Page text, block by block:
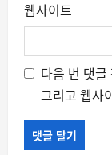
웹사이트
다음 번 댓글
그리고 웹사